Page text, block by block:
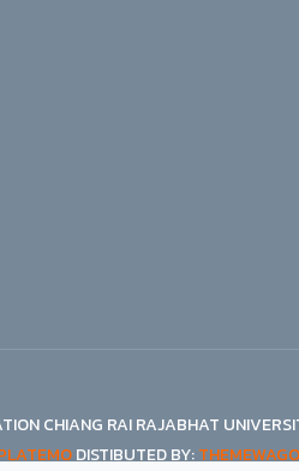
CHIANG RAI RAJABHAT
DISTIBUTED BY: